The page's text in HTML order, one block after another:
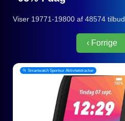
Viser 19771-19800 af 48574 tilbud
‹ Forrige
📂 Smartwatch Sportsur Aktivitetstracker